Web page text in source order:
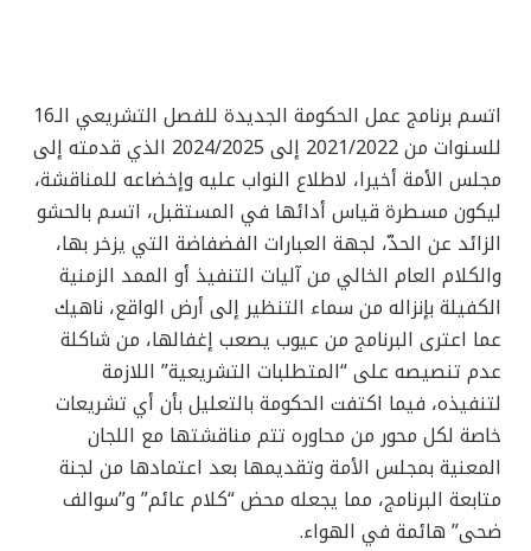
اتسم برنامج عمل الحكومة الجديدة للفصل التشريعي الـ16
للسنوات من 2021/2022 إلى 2024/2025 الذي قدمته إلى
مجلس الأمة أخيرا، لاطلاع النواب عليه وإخضاعه للمناقشة،
ليكون مسطرة قياس أدائها في المستقبل، اتسم بالحشو
الزائد عن الحدّ، لجهة العبارات الفضفاضة التي يزخر بها،
والكلام العام الخالي من آليات التنفيذ أو الممد الزمنية
الكفيلة بإنزاله من سماء التنظير إلى أرض الواقع، ناهيك
عما اعترى البرنامج من عيوب يصعب إغفالها، من شاكلة
عدم تنصيصه على “المتطلبات التشريعية” اللازمة
لتنفيذه، فيما اكتفت الحكومة بالتعليل بأن أي تشريعات
خاصة لكل محور من محاوره تتم مناقشتها مع اللجان
المعنية بمجلس الأمة وتقديمها بعد اعتمادها من لجنة
متابعة البرنامج، مما يجعله محض “كلام عائم” و”سوالف
ضحى” هائمة في الهواء.